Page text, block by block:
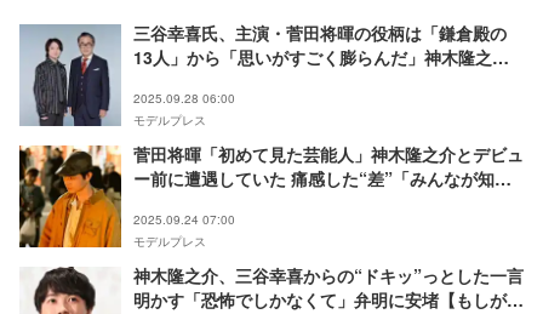
三谷幸喜氏、主演・菅田将暉の役柄は「鎌倉殿の
13人」から「思いがすごく膨らんだ」神木隆之介
在」【「もしがく」インタビュー前編】
2025.09.28 06:00
モデルプレス
菅田将暉「初めて見た芸能人」神木隆之介とデビュ
ー前に遭遇していた 痛感した“差”「みんなが知っ
ュー第3回】
2025.09.24 07:00
モデルプレス
神木隆之介、三谷幸喜からの“ドキッ”っとした一言
明かす「恐怖でしかなくて」弁明に安堵【もしが